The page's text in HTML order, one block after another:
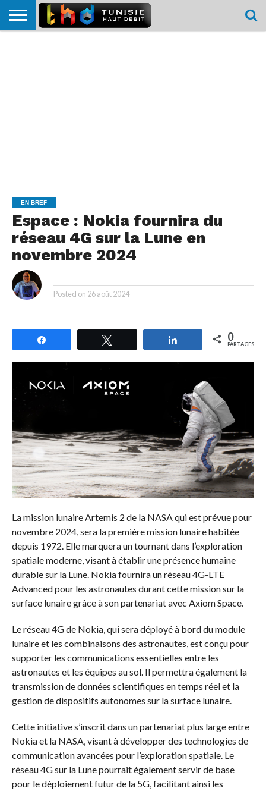
EN BREF
Espace : Nokia fournira du
réseau 4G sur la Lune en
novembre 2024
Posted on 26 août 2024
Partagez 0
PARTAGES
La mission lunaire Artemis 2 de la NASA qui est prévue pour
novembre 2024, sera la première mission lunaire habitée
depuis 1972. Elle marquera un tournant dans l’exploration
spatiale moderne, visant à établir une présence humaine
durable sur la Lune. Nokia fournira un réseau 4G-LTE
Advanced pour les astronautes durant cette mission sur la
surface lunaire grâce à son partenariat avec Axiom Space.
Le réseau 4G de Nokia, qui sera déployé à bord du module
lunaire et les combinaisons des astronautes, est conçu pour
supporter les communications essentielles entre les
astronautes et les équipes au sol. Il permettra également la
transmission de données scientifiques en temps réel et la
gestion de dispositifs autonomes sur la surface lunaire.
Cette initiative s’inscrit dans un partenariat plus large entre
Nokia et la NASA, visant à développer des technologies de
communication avancées pour l’exploration spatiale. Le
réseau 4G sur la Lune pourrait également servir de base
pour le déploiement futur de la 5G, facilitant ainsi les